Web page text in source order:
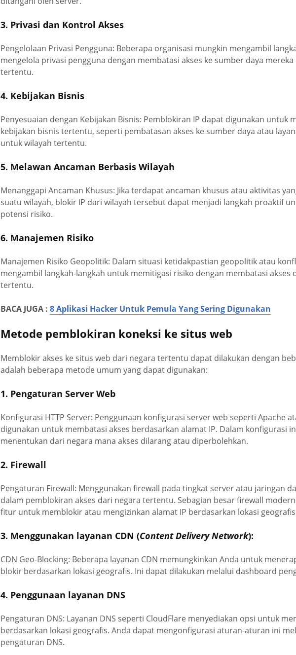
3. Privasi dan Kontrol Akses
Pengelolaan Privasi Pengguna: Beberapa organisasi mungkin mengambil
mengelola privasi pengguna dengan membatasi akses ke sumber daya
tertentu.
4. Kebijakan Bisnis
Penyesuaian dengan Kebijakan Bisnis: Pemblokiran IP dapat digunakan untuk
kebijakan bisnis tertentu, seperti pembatasan akses ke sumber daya atau
untuk wilayah tertentu.
5. Melawan Ancaman Berbasis Wilayah
Menanggapi Ancaman Khusus: Jika terdapat ancaman khusus atau aktivitas
suatu wilayah, blokir IP dari wilayah tersebut dapat menjadi langkah proaktif
potensi risiko.
6. Manajemen Risiko
Manajemen Risiko Geopolitik: Dalam situasi ketidakpastian geopolitik atau
mengambil langkah-langkah untuk memitigasi risiko dengan membatasi akses
tertentu.
BACA JUGA : 8 Aplikasi Hacker Untuk Pemula Yang Sering Digunakan
Metode pemblokiran koneksi ke situs web
Memblokir akses ke situs web dari negara tertentu dapat dilakukan dengan
adalah beberapa metode umum yang dapat digunakan:
1. Pengaturan Server Web
Konfigurasi HTTP Server: Penggunaan konfigurasi server web seperti Apache
digunakan untuk membatasi akses berdasarkan alamat IP. Dalam konfigurasi
menentukan dari negara mana akses dilarang atau diperbolehkan.
2. Firewall
Pengaturan Firewall: Menggunakan firewall pada tingkat server atau jaringan
dalam pemblokiran akses dari negara tertentu. Sebagian besar firewall
fitur untuk memblokir atau mengizinkan alamat IP berdasarkan lokasi
3. Menggunakan layanan CDN (Content Delivery Network):
CDN Geo-Blocking: Beberapa layanan CDN memungkinkan Anda untuk
blokir berdasarkan lokasi geografis. Ini dapat dilakukan melalui dashboard
4. Penggunaan layanan DNS
Pengaturan DNS: Layanan DNS seperti CloudFlare menyediakan opsi untuk
berdasarkan lokasi geografis. Anda dapat mengonfigurasi aturan-aturan ini
pengaturan DNS.